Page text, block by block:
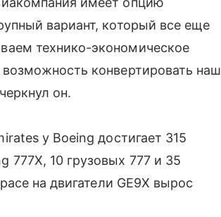
вариант, который все еще
технико-экономическое
конвертировать наш
он.
у Boeing достигает 315
10 грузовых 777 и 35
на двигатели GE9X вырос